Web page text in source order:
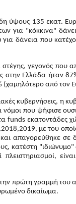
ύψους 135 εκατ.
για "κόκκινα"
δάνεια που
στέγης, γεγονός που
στην Ελλάδα ήταν
(χαμηλότερο από τον
κυβερνήσεις, η
νόμοι που ψήφισε
funds εκατοντάδες
με του
απαγορεύθηκε σε
κατέστη
πρώτη γραμμή του
δικαίωμα.